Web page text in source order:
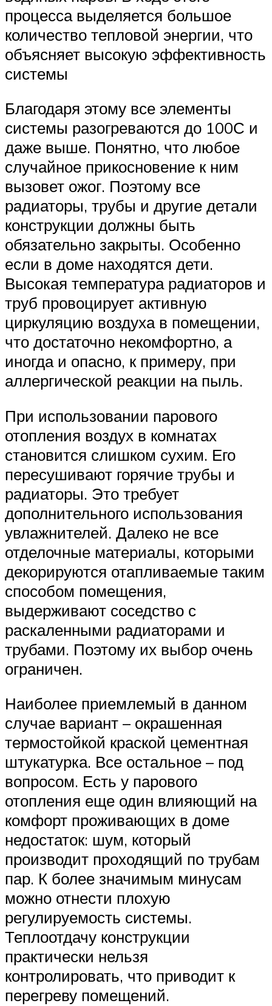
процесса выделяется большое
количество тепловой энергии, что
объясняет высокую эффективность
системы
Благодаря этому все элементы
системы разогреваются до 100С и
даже выше. Понятно, что любое
случайное прикосновение к ним
вызовет ожог. Поэтому все
радиаторы, трубы и другие детали
конструкции должны быть
обязательно закрыты. Особенно
если в доме находятся дети.
Высокая температура радиаторов и
труб провоцирует активную
циркуляцию воздуха в помещении,
что достаточно некомфортно, а
иногда и опасно, к примеру, при
аллергической реакции на пыль.
При использовании парового
отопления воздух в комнатах
становится слишком сухим. Его
пересушивают горячие трубы и
радиаторы. Это требует
дополнительного использования
увлажнителей. Далеко не все
отделочные материалы, которыми
декорируются отапливаемые таким
способом помещения,
выдерживают соседство с
раскаленными радиаторами и
трубами. Поэтому их выбор очень
ограничен.
Наиболее приемлемый в данном
случае вариант – окрашенная
термостойкой краской цементная
штукатурка. Все остальное – под
вопросом. Есть у парового
отопления еще один влияющий на
комфорт проживающих в доме
недостаток: шум, который
производит проходящий по трубам
пар. К более значимым минусам
можно отнести плохую
регулируемость системы.
Теплоотдачу конструкции
практически нельзя
контролировать, что приводит к
перегреву помещений.